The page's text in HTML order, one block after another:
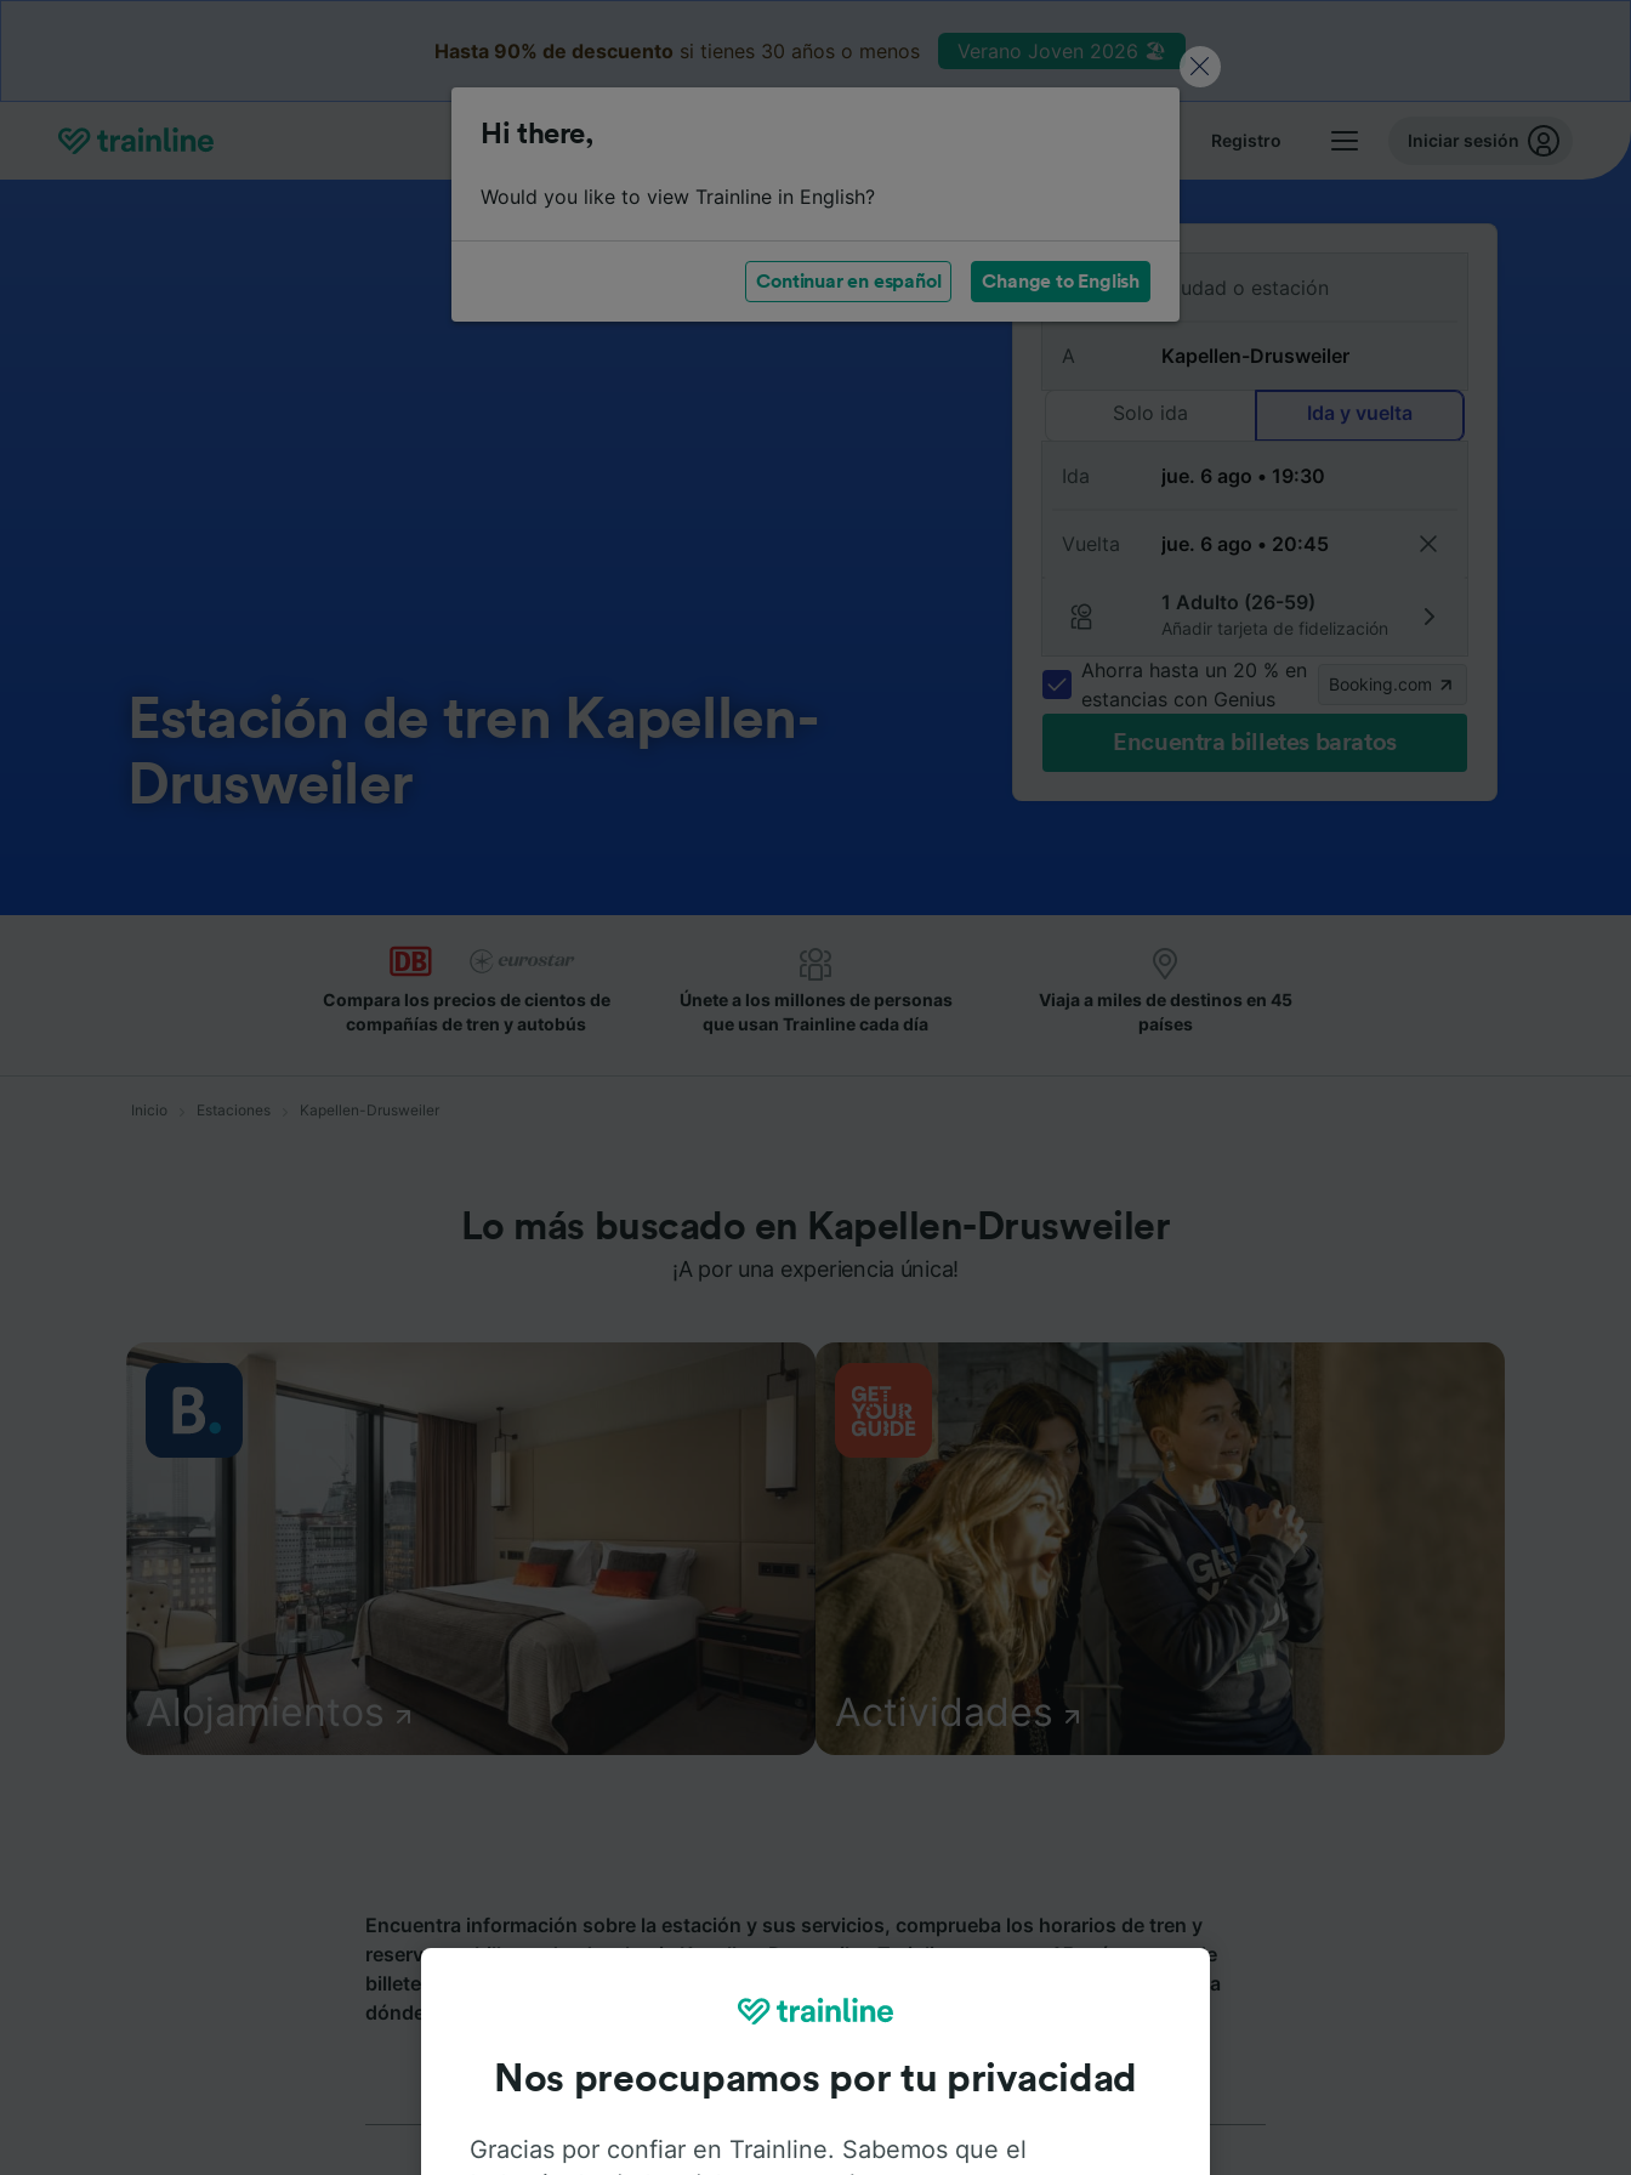
Hasta 90% de descuento si tienes 30 años o menos Verano Joven 2026 🏖️
Registro Iniciar sesión
Estación de tren Kapellen-
Drusweiler
De
A
Solo ida Ida y vuelta
Ida
Vuelta
1 Adulto (26-59)
Añadir tarjeta de fidelización
Ahorra hasta un 20 % en
estancias con Genius
Booking.com
Encuentra billetes baratos
Compara los precios de cientos de
compañías de tren y autobús
Únete a los millones de personas
que usan Trainline cada día
Viaja a miles de destinos en 45
países
Inicio Estaciones Kapellen-Drusweiler
Lo más buscado en Kapellen-Drusweiler
¡A por una experiencia única!
Alojamientos Actividades
Encuentra información sobre la estación y sus servicios, comprueba los horarios de tren y
reserva tus billetes desde o hacia Kapellen-Drusweiler. Trainline opera en 45 países y vende
billetes de más de 270 compañías de tren y autobús incluyendo
. Descubre a
dónde puedes ir desde Kapellen-Drusweiler con Trainline.
Hi there,
Would you like to view Trainline in English?
Continuar en español Change to English
Nos preocupamos por tu privacidad
Gracias por confiar en Trainline. Sabemos que el